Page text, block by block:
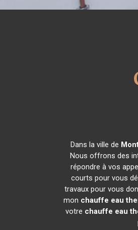
Dans la ville de
Nous offrons des
répondre à vos
courts pour vous
travaux pour vous
mon chauffe eau
votre chauffe eau